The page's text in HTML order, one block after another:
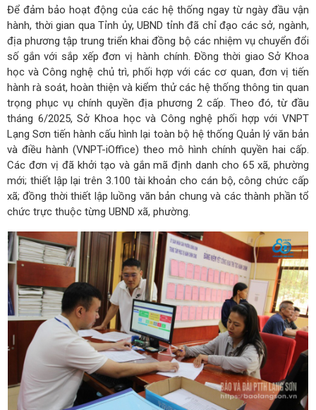
Để đảm bảo hoạt động của các hệ thống ngay từ ngày đầu vận
hành, thời gian qua Tỉnh ủy, UBND tỉnh đã chỉ đạo các sở, ngành,
địa phương tập trung triển khai đồng bộ các nhiệm vụ chuyển đổi
số gắn với sắp xếp đơn vị hành chính. Đồng thời giao Sở Khoa
học và Công nghệ chủ trì, phối hợp với các cơ quan, đơn vị tiến
hành rà soát, hoàn thiện và kiểm thử các hệ thống thông tin quan
trọng phục vụ chính quyền địa phương 2 cấp. Theo đó, từ đầu
tháng 6/2025, Sở Khoa học và Công nghệ phối hợp với VNPT
Lạng Sơn tiến hành cấu hình lại toàn bộ hệ thống Quản lý văn bản
và điều hành (VNPT-iOffice) theo mô hình chính quyền hai cấp.
Các đơn vị đã khởi tạo và gắn mã định danh cho 65 xã, phường
mới; thiết lập lại trên 3.100 tài khoản cho cán bộ, công chức cấp
xã; đồng thời thiết lập luồng văn bản chung và các thành phần tổ
chức trực thuộc từng UBND xã, phường.